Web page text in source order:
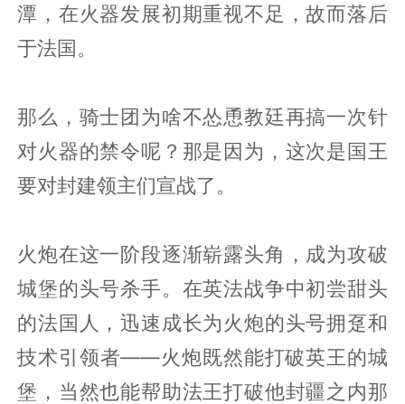
潭，在火器发展初期重视不足，故而落后
于法国。
那么，骑士团为啥不怂恿教廷再搞一次针
对火器的禁令呢？那是因为，这次是国王
要对封建领主们宣战了。
火炮在这一阶段逐渐崭露头角，成为攻破
城堡的头号杀手。在英法战争中初尝甜头
的法国人，迅速成长为火炮的头号拥趸和
技术引领者——火炮既然能打破英王的城
堡，当然也能帮助法王打破他封疆之内那